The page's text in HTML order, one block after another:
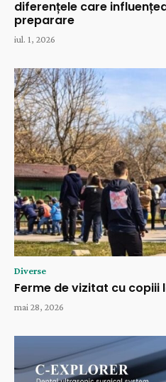
diferențele care
preparare
iul. 1, 2026
Diverse
Ferme de vizitat cu copiii
mai 28, 2026